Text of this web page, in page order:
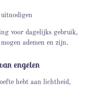
voor dagelijks gebruik,
ademen en zijn.
engelen
hebt aan lichtheid,